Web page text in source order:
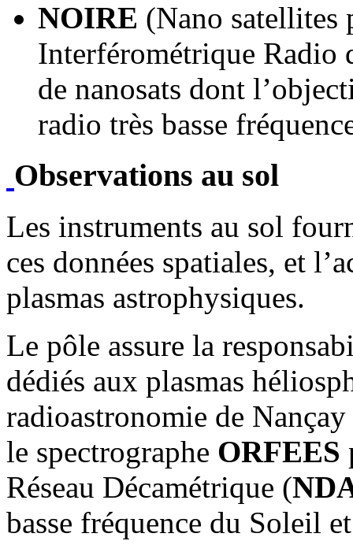
NOIRE (Nano satellites
Interférométrique Radio
de nanosats dont
radio très basse
Observations au sol
Les instruments au sol
ces données spatiales, et
plasmas astrophysiques.
Le pôle assure la
dédiés aux plasmas
radioastronomie de
le spectrographe ORFEES
Réseau Décamétrique (
basse fréquence du Soleil